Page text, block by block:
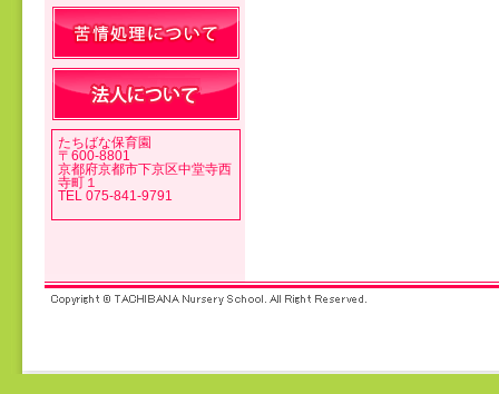
たちばな保育園
〒600-8801
京都府京都市下京区中堂寺西
寺町１
TEL 075-841-9791